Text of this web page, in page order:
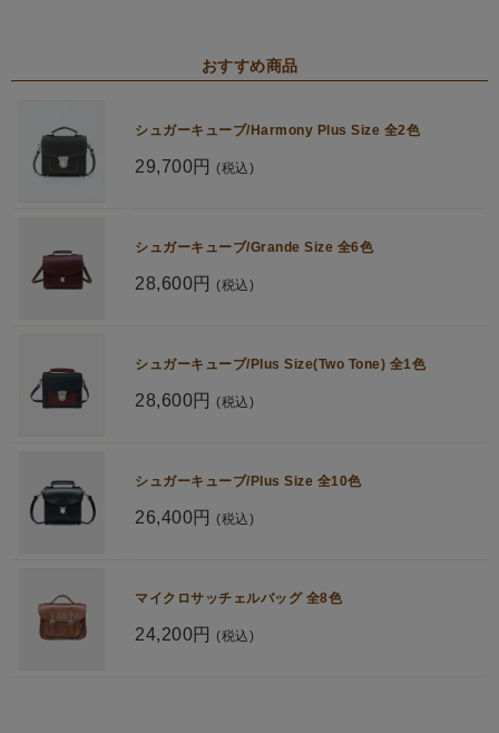
おすすめ商品
シュガーキューブ/Harmony Plus Size 全2色
29,700円 (税込)
シュガーキューブ/Grande Size 全6色
28,600円 (税込)
シュガーキューブ/Plus Size(Two Tone) 全1色
28,600円 (税込)
シュガーキューブ/Plus Size 全10色
26,400円 (税込)
マイクロサッチェルバッグ 全8色
24,200円 (税込)